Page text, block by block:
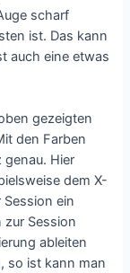
scharf
ist. Das kann
auch eine etwas
gezeigten
den Farben
Hier
dem X-
ein
zur Session
ableiten
so ist kann man